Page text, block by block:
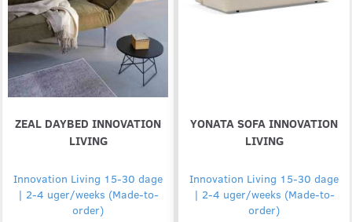
ZEAL DAYBED INNOVATION
LIVING
Innovation Living 15-30 dage
| 2-4 uger/weeks (Made-to-
order)
YONATA SOFA INNOVATION
LIVING
Innovation Living 15-30 dage
| 2-4 uger/weeks (Made-to-
order)